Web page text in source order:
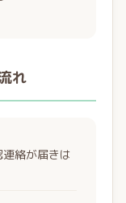
れ
絡が届きは